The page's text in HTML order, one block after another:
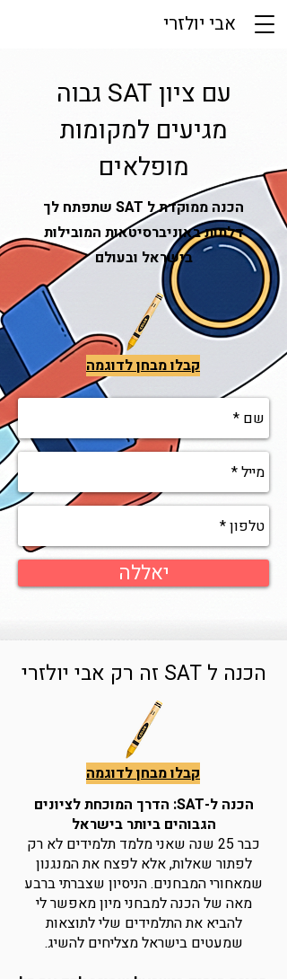
אבי יולזרי
עם ציון SAT גבוה
מגיעים למקומות
מופלאים
הכנה ממוקדת ל SAT שתפתח לך
דלתות באוניברסיטאות המובילות
בישראל ובעולם
קבלו מבחן לדוגמה
יאללה
הכנה ל SAT זה רק אבי יולזרי
קבלו מבחן לדוגמה
הכנה ל-SAT: הדרך המוכחת לציונים
הגבוהים ביותר בישראל
כבר 25 שנה שאני מלמד תלמידים לא רק
לפתור שאלות, אלא לפצח את המנגנון
שמאחורי המבחנים. הניסיון שצברתי ברבע
מאה של הכנה למבחני מיון מאפשר לי
להביא את התלמידים שלי לתוצאות
שמעטים בישראל מצליחים להשיג.